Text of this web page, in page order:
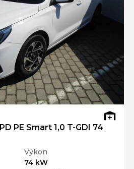
PE Smart 1,0 T-GDI 74
Výkon
74 kW